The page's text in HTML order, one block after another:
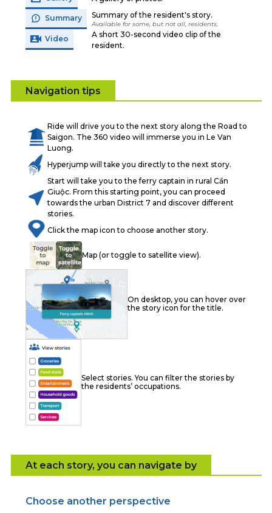
Summary Summary of the resident's story.
Available for some, but not all, residents.
Video
A short 30-second video clip of the
resident.
Navigation tips
Ride will drive you to the next story along the Road to
Saigon. The 360 video will immerse you in Le Van
Luong.
Hyperjump will take you directly to the next story.
Start will take you to the ferry captain in rural Cần
Giuộc. From this starting point, you can proceed
towards the urban District 7 and discover different
stories.
Click the map icon to choose another story.
Map (or toggle to satellite view).
On desktop, you can hover over
the story icon for the title.
Select stories. You can filter the stories by
the residents’ occupations.
At each story, you can navigate by
Choose another perspective